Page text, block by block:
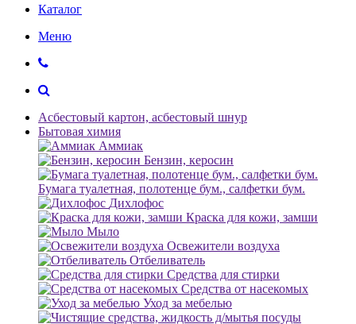
Каталог
Меню
Асбестовый картон, асбестовый шнур
Бытовая химия
Аммиак
Бензин, керосин
Бумага туалетная, полотенце бум., салфетки бум.
Дихлофос
Краска для кожи, замши
Мыло
Освежители воздуха
Отбеливатель
Средства для стирки
Средства от насекомых
Уход за мебелью